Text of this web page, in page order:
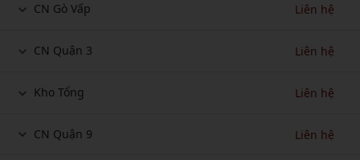
CN Gò Vấp Liên hệ
CN Quận 3 Liên hệ
Kho Tổng Liên hệ
CN Quận 9 Liên hệ